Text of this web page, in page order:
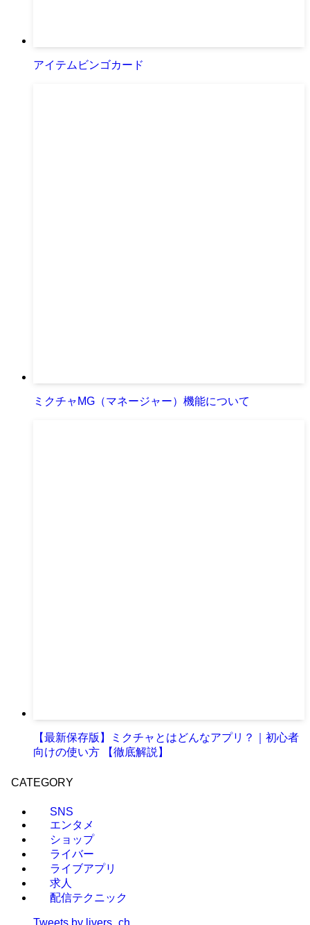
アイテムビンゴカード
ミクチャMG（マネージャー）機能について
【最新保存版】ミクチャとはどんなアプリ？｜初心者
向けの使い方 【徹底解説】
CATEGORY
SNS
エンタメ
ショップ
ライバー
ライブアプリ
求人
配信テクニック
Tweets by livers_ch